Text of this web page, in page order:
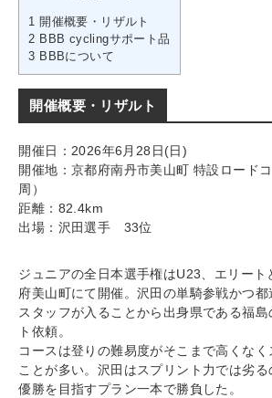
1 開催概要・リザルト
2 BBB cyclingサポート品
3 BBBについて
開催概要・リザルト
開催日：2026年6月28日(日)
開催地：京都府南丹市美山町 特設ロード
周）
距離：82.4km
出場：沢田選手 33位
ジュニアの全日本選手権はU23、エリート
府美山町にて開催。沢田の単騎参戦かつ
スタッフが入ることから出身県である福
ト依頼。
コースは登りの難易度がそこまで高くなく
ことが多い。沢田はスプリント力では劣
優勝を目指すプラン一本で勝負した。